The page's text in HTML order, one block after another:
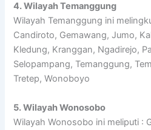
4. Wilayah Temanggung
Wilayah Temanggung ini
Candiroto, Gemawang, Jumo,
Kledung, Kranggan, Ngadirejo,
Selopampang, Temanggung,
Tretep, Wonoboyo
5. Wilayah Wonosobo
Wilayah Wonosobo ini meliputi :